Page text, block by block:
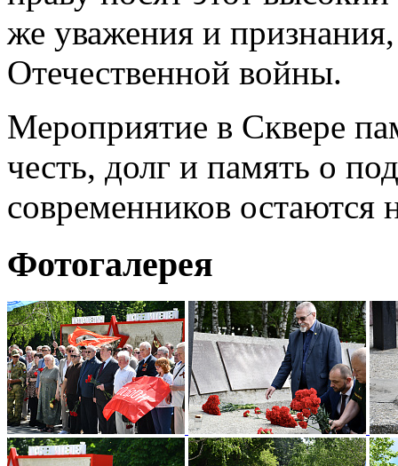
же уважения и
Отечественной войны.
Мероприятие в Сквере
честь, долг и память о
современников
Фотогалерея